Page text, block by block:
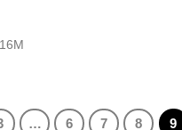
… 6 7 8 9